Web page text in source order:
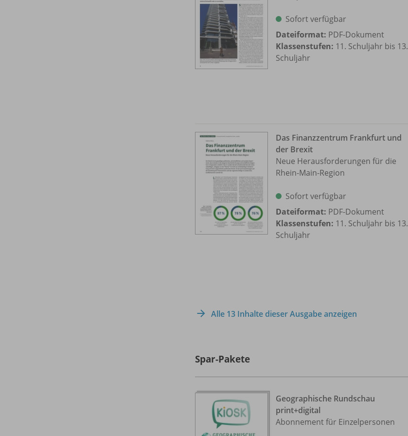
Sofort verfügbar
Dateiformat: PDF-Dokument
Klassenstufen: 11. Schuljahr bis 13.
Schuljahr
Das Finanzzentrum Frankfurt und
der Brexit
Neue Herausforderungen für die
Rhein-Main-Region
Sofort verfügbar
Dateiformat: PDF-Dokument
Klassenstufen: 11. Schuljahr bis 13.
Schuljahr
Alle 13 Inhalte dieser Ausgabe anzeigen
Spar-Pakete
Geographische Rundschau
print+digital
Abonnement für Einzelpersonen